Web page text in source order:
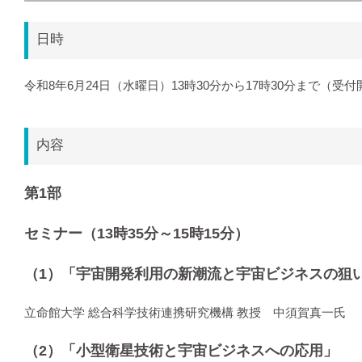
日時
令和8年6月24日（水曜日）13時30分から17時30分まで（受付
内容
第1部
セミナー（13時35分～15時15分）
（1）「宇宙開発利用の新潮流と宇宙ビジネスの狙
立命館大学 総合科学技術連携研究機構 教授 中須賀真一氏
（2）「小型衛星技術と宇宙ビジネスへの応用」